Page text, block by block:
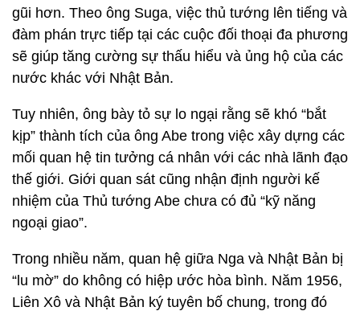
gũi hơn. Theo ông Suga, việc thủ tướng lên tiếng và
đàm phán trực tiếp tại các cuộc đối thoại đa phương
sẽ giúp tăng cường sự thấu hiểu và ủng hộ của các
nước khác với Nhật Bản.
Tuy nhiên, ông bày tỏ sự lo ngại rằng sẽ khó “bắt
kịp” thành tích của ông Abe trong việc xây dựng các
mối quan hệ tin tưởng cá nhân với các nhà lãnh đạo
thế giới. Giới quan sát cũng nhận định người kế
nhiệm của Thủ tướng Abe chưa có đủ “kỹ năng
ngoại giao”.
Trong nhiều năm, quan hệ giữa Nga và Nhật Bản bị
“lu mờ” do không có hiệp ước hòa bình. Năm 1956,
Liên Xô và Nhật Bản ký tuyên bố chung, trong đó